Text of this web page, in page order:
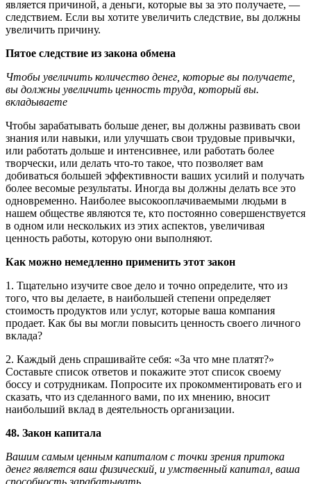
является причиной, а деньги, которые вы за это получаете, —
следствием. Если вы хотите увеличить следствие, вы должны
увеличить причину.
Пятое следствие из закона обмена
Чтобы увеличить количество денег, которые вы получаете,
вы должны увеличить ценность труда, который вы.
вкладываете
Чтобы зарабатывать больше денег, вы должны развивать свои
знания или навыки, или улучшать свои трудовые привычки,
или работать дольше и интенсивнее, или работать более
творчески, или делать что-то такое, что позволяет вам
добиваться большей эффективности ваших усилий и получать
более весомые результаты. Иногда вы должны делать все это
одновременно. Наиболее высокооплачиваемыми людьми в
нашем обществе являются те, кто постоянно совершенствуется
в одном или нескольких из этих аспектов, увеличивая
ценность работы, которую они выполняют.
Как можно немедленно применить этот закон
1. Тщательно изучите свое дело и точно определите, что из
того, что вы делаете, в наибольшей степени определяет
стоимость продуктов или услуг, которые ваша компания
продает. Как бы вы могли повысить ценность своего личного
вклада?
2. Каждый день спрашивайте себя: «За что мне платят?»
Составьте список ответов и покажите этот список своему
боссу и сотрудникам. Попросите их прокомментировать его и
сказать, что из сделанного вами, по их мнению, вносит
наибольший вклад в деятельность организации.
48. Закон капитала
Вашим самым ценным капиталом с точки зрения притока
денег является ваш физический, и умственный капитал, ваша
способность зарабатывать